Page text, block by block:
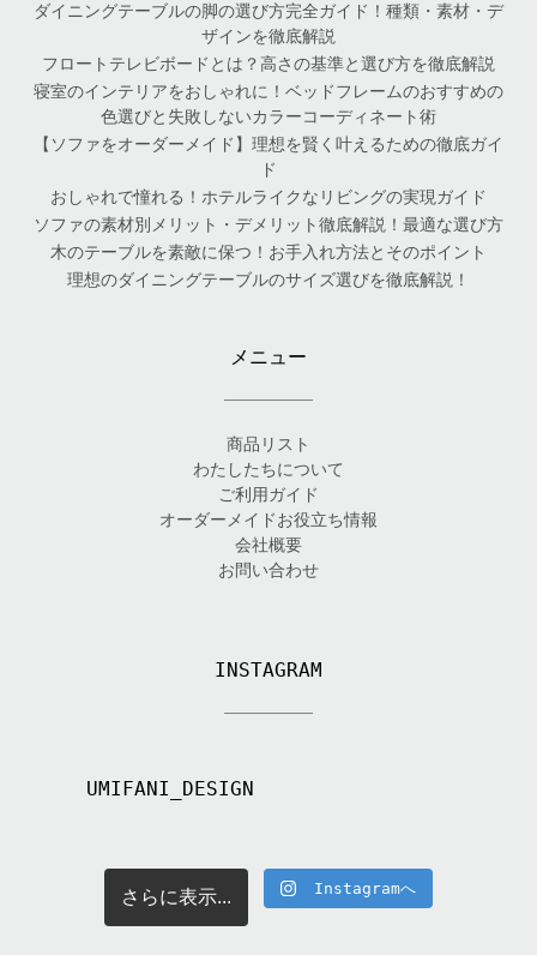
ダイニングテーブルの脚の選び方完全ガイド！種類・素材・デ
ザインを徹底解説
フロートテレビボードとは？高さの基準と選び方を徹底解説
寝室のインテリアをおしゃれに！ベッドフレームのおすすめの
色選びと失敗しないカラーコーディネート術
【ソファをオーダーメイド】理想を賢く叶えるための徹底ガイ
ド
おしゃれで憧れる！ホテルライクなリビングの実現ガイド
ソファの素材別メリット・デメリット徹底解説！最適な選び方
木のテーブルを素敵に保つ！お手入れ方法とそのポイント
理想のダイニングテーブルのサイズ選びを徹底解説！
メニュー
商品リスト
わたしたちについて
ご利用ガイド
オーダーメイドお役立ち情報
会社概要
お問い合わせ
INSTAGRAM
UMIFANI_DESIGN
さらに表示... Instagramへ